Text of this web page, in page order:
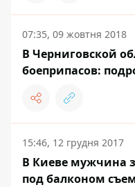
07:35, 09 жовтня 2018
В Черниговской
боеприпасов:
15:46, 12 грудня 2017
В Киеве мужчина
под балконом